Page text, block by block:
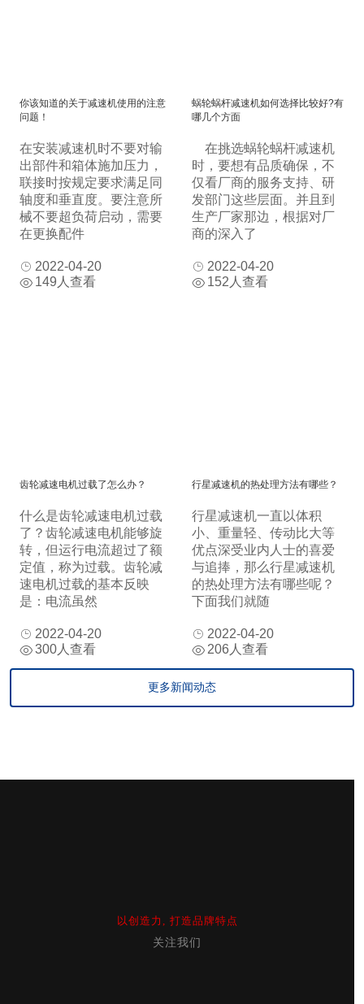
你该知道的关于减速机使用的注意
问题！
在安装减速机时不要对输
出部件和箱体施加压力，
联接时按规定要求满足同
轴度和垂直度。要注意所
械不要超负荷启动，需要
在更换配件
2022-04-20
149人查看
蜗轮蜗杆减速机如何选择比较好?有
哪几个方面
在挑选蜗轮蜗杆减速机
时，要想有品质确保，不
仅看厂商的服务支持、研
发部门这些层面。并且到
生产厂家那边，根据对厂
商的深入了
2022-04-20
152人查看
齿轮减速电机过载了怎么办？
什么是齿轮减速电机过载
了？齿轮减速电机能够旋
转，但运行电流超过了额
定值，称为过载。齿轮减
速电机过载的基本反映
是：电流虽然
2022-04-20
300人查看
行星减速机的热处理方法有哪些？
行星减速机一直以体积
小、重量轻、传动比大等
优点深受业内人士的喜爱
与追捧，那么行星减速机
的热处理方法有哪些呢？
下面我们就随
2022-04-20
206人查看
更多新闻动态
以创造力, 打造品牌特点
关注我们